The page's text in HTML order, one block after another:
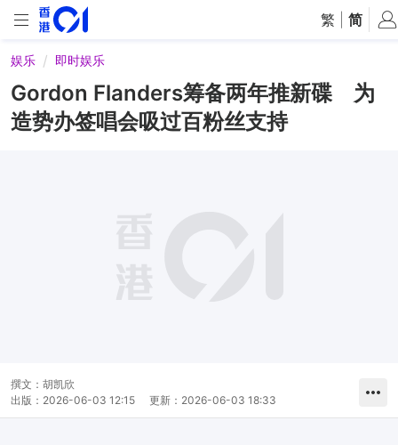
繁 简
娱乐 即时娱乐
Gordon Flanders筹备两年推新碟 为
造势办签唱会吸过百粉丝支持
撰文： 胡凯欣
出版： 2026-06-03 12:15 更新： 2026-06-03 18:33